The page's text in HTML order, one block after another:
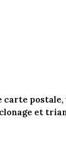
carte postale,
et